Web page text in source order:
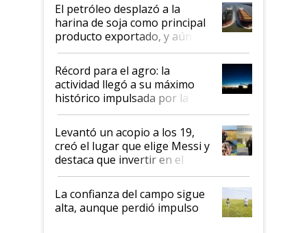
El petróleo desplazó a la
harina de soja como principal
producto exportado, y aún así
el agro aportó casi seis de cada
diez dólares y sostuvo el
liderazgo en un semestre
récord
Récord para el agro: la
actividad llegó a su máximo
histórico impulsada por la
cosecha y las exportaciones
Levantó un acopio a los 19,
creó el lugar que elige Messi y
destaca que invertir en el
kirchnerismo era como "darle
plata a un hijo para droga":
Juan Félix Rossetti, el libertario
que de una dura crisis salió
La confianza del campo sigue
alta, aunque perdió impulso